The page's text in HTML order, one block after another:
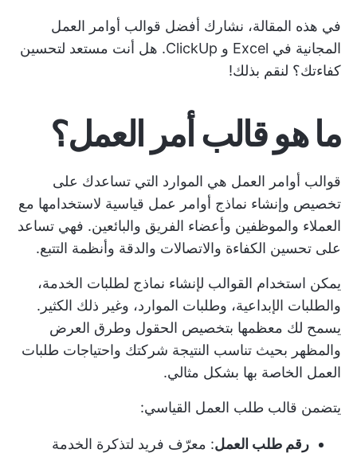
في هذه المقالة، نشارك أفضل قوالب أوامر العمل
المجانية في Excel و ClickUp. هل أنت مستعد لتحسين
كفاءتك؟ لنقم بذلك!
ما هو قالب أمر العمل؟
قوالب أوامر العمل هي الموارد التي تساعدك على
تخصيص وإنشاء نماذج أوامر عمل قياسية لاستخدامها مع
العملاء والموظفين وأعضاء الفريق والبائعين. فهي تساعد
على تحسين الكفاءة والاتصالات والدقة وأنظمة التتبع.
يمكن استخدام القوالب لإنشاء نماذج لطلبات الخدمة،
والطلبات الإبداعية، وطلبات الموارد، وغير ذلك الكثير.
يسمح لك معظمها بتخصيص الحقول وطرق العرض
والمظهر بحيث تناسب النتيجة شركتك واحتياجات طلبات
العمل الخاصة بها بشكل مثالي.
يتضمن قالب طلب العمل القياسي:
رقم طلب العمل: معرّف فريد لتذكرة الخدمة